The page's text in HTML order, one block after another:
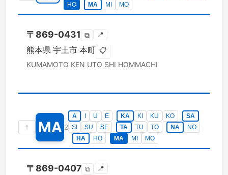
HO
MA MI MO
〒 869-0431 ⧉ 📍
熊本県 宇土市 本町 📋
KUMAMOTO KEN UTO SHI HOMMACHI
↑ MA 2
A U E KA KI KU KO
SA
SI
SU SE TA TU TO NA
NO
HA
HO MA MI MO
〒 869-0407 ⧉ 📍